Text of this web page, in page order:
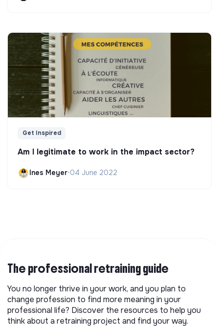
Get Inspired
Am I legitimate to work in the impact sector?
Ines Meyer•04 June 2022
The professional retraining guide
You no longer thrive in your work, and you plan to
change profession to find more meaning in your
professional life? Discover the resources to help you
think about a retraining project and find your way.